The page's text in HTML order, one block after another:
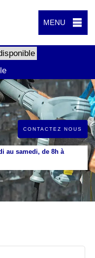
MENU
CONTACTEZ NOUS
au samedi, de 8h à